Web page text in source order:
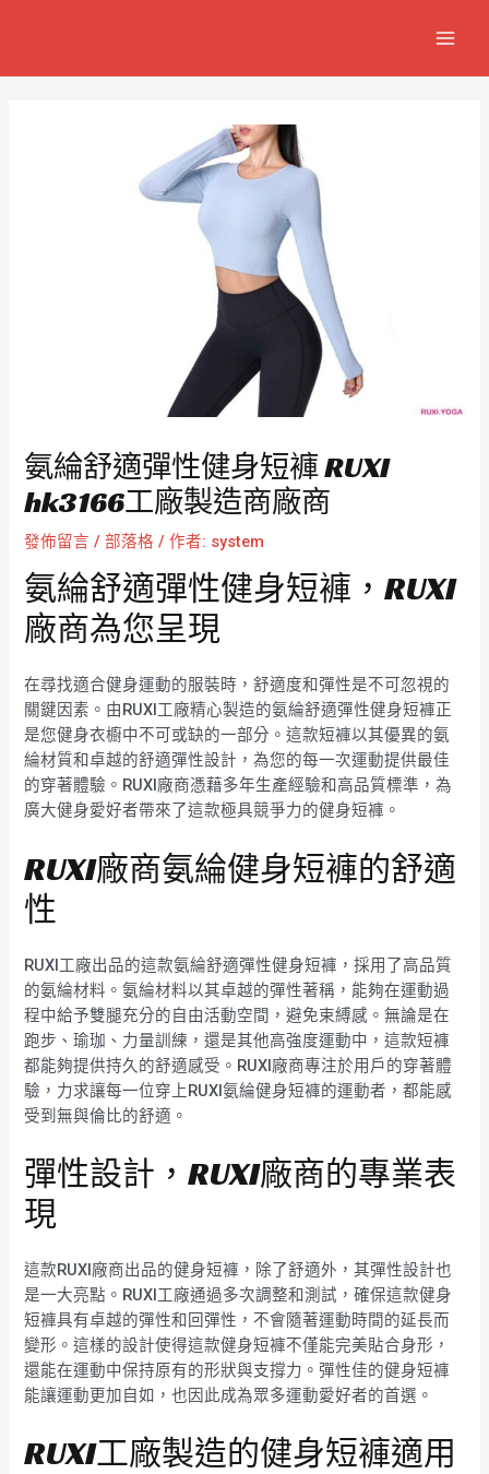
氨綸舒適彈性健身短褲 RUXI
hk3166工廠製造商廠商
發佈留言 /部落格 / 作者: system
氨綸舒適彈性健身短褲，RUXI
廠商為您呈現
在尋找適合健身運動的服裝時，舒適度和彈性是不可忽視的
關鍵因素。由RUXI工廠精心製造的氨綸舒適彈性健身短褲正
是您健身衣櫥中不可或缺的一部分。這款短褲以其優異的氨
綸材質和卓越的舒適彈性設計，為您的每一次運動提供最佳
的穿著體驗。RUXI廠商憑藉多年生產經驗和高品質標準，為
廣大健身愛好者帶來了這款極具競爭力的健身短褲。
RUXI廠商氨綸健身短褲的舒適
性
RUXI工廠出品的這款氨綸舒適彈性健身短褲，採用了高品質
的氨綸材料。氨綸材料以其卓越的彈性著稱，能夠在運動過
程中給予雙腿充分的自由活動空間，避免束縛感。無論是在
跑步、瑜珈、力量訓練，還是其他高強度運動中，這款短褲
都能夠提供持久的舒適感受。RUXI廠商專注於用戶的穿著體
驗，力求讓每一位穿上RUXI氨綸健身短褲的運動者，都能感
受到無與倫比的舒適。
彈性設計，RUXI廠商的專業表
現
這款RUXI廠商出品的健身短褲，除了舒適外，其彈性設計也
是一大亮點。RUXI工廠通過多次調整和測試，確保這款健身
短褲具有卓越的彈性和回彈性，不會隨著運動時間的延長而
變形。這樣的設計使得這款健身短褲不僅能完美貼合身形，
還能在運動中保持原有的形狀與支撐力。彈性佳的健身短褲
能讓運動更加自如，也因此成為眾多運動愛好者的首選。
RUXI工廠製造的健身短褲適用